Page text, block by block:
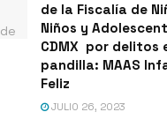
de la Fiscalía de
Niños y
CDMX por delitos
pandilla: MAAS
Feliz
JULIO 26, 2023